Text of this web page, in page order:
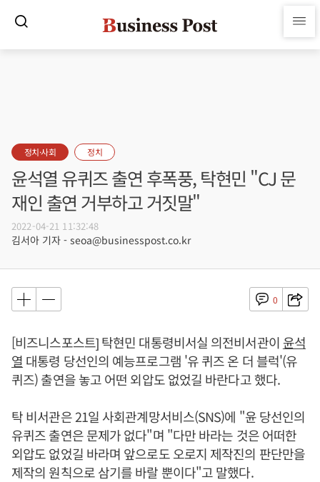
정치·사회 정치
윤석열 유퀴즈 출연 후폭풍, 탁현민 "CJ 문
재인 출연 거부하고 거짓말"
2022-04-21 11:32:48
김서아 기자 - seoa@businesspost.co.kr
0
[비즈니스포스트] 탁현민 대통령비서실 의전비서관이 윤석
열 대통령 당선인의 예능프로그램 '유 퀴즈 온 더 블럭'(유
퀴즈) 출연을 놓고 어떤 외압도 없었길 바란다고 했다.
탁 비서관은 21일 사회관계망서비스(SNS)에 "윤 당선인의
유퀴즈 출연은 문제가 없다"며 "다만 바라는 것은 어떠한
외압도 없었길 바라며 앞으로도 오로지 제작진의 판단만을
제작의 원칙으로 삼기를 바랄 뿐이다"고 말했다.